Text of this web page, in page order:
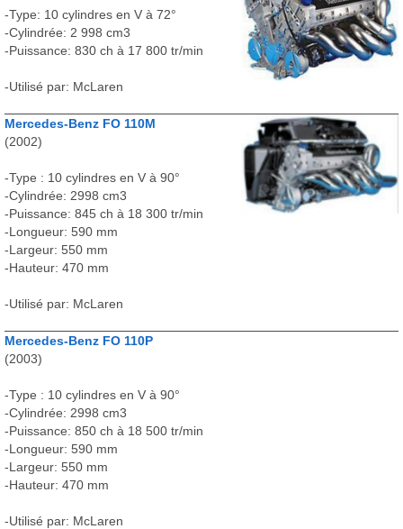
-Type: 10 cylindres en V à 72°
-Cylindrée: 2 998 cm3
-Puissance: 830 ch à 17 800 tr/min
-Utilisé par: McLaren
Mercedes-Benz FO 110M
(2002)
-Type : 10 cylindres en V à 90°
-Cylindrée: 2998 cm3
-Puissance: 845 ch à 18 300 tr/min
-Longueur: 590 mm
-Largeur: 550 mm
-Hauteur: 470 mm
-Utilisé par: McLaren
Mercedes-Benz FO 110P
(2003)
-Type : 10 cylindres en V à 90°
-Cylindrée: 2998 cm3
-Puissance: 850 ch à 18 500 tr/min
-Longueur: 590 mm
-Largeur: 550 mm
-Hauteur: 470 mm
-Utilisé par: McLaren